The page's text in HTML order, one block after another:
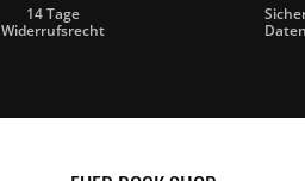
14 Tage
Widerrufsrecht